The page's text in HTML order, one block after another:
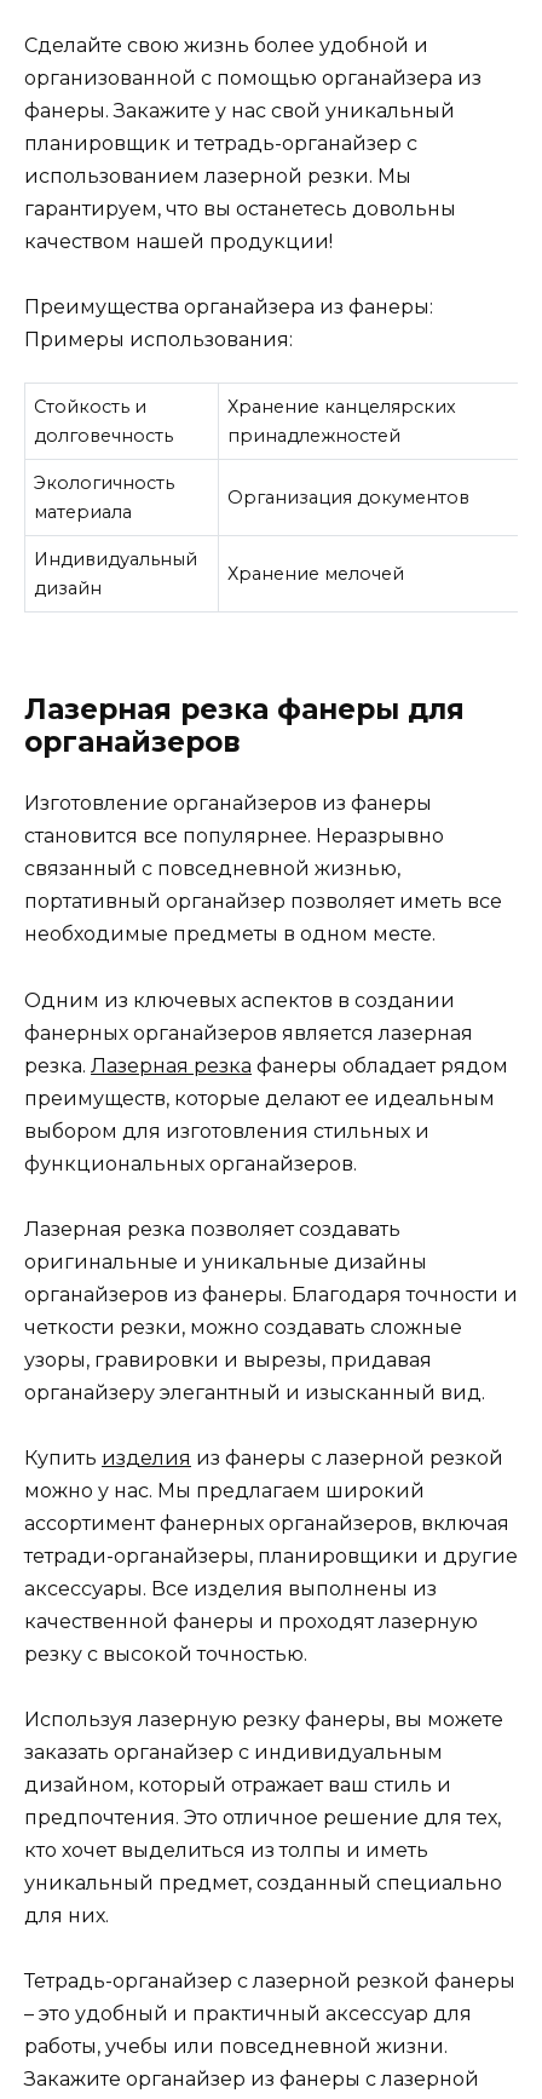
Сделайте свою жизнь более удобной и
организованной с помощью органайзера из
фанеры. Закажите у нас свой уникальный
планировщик и тетрадь-органайзер с
использованием лазерной резки. Мы
гарантируем, что вы останетесь довольны
качеством нашей продукции!
Преимущества органайзера из фанеры:
Примеры использования:
Стойкость и
долговечность
Хранение канцелярских
принадлежностей
Экологичность
материала
Организация документов
Индивидуальный
дизайн
Хранение мелочей
Лазерная резка фанеры для
органайзеров
Изготовление органайзеров из фанеры
становится все популярнее. Неразрывно
связанный с повседневной жизнью,
портативный органайзер позволяет иметь все
необходимые предметы в одном месте.
Одним из ключевых аспектов в создании
фанерных органайзеров является лазерная
резка. Лазерная резка фанеры обладает рядом
преимуществ, которые делают ее идеальным
выбором для изготовления стильных и
функциональных органайзеров.
Лазерная резка позволяет создавать
оригинальные и уникальные дизайны
органайзеров из фанеры. Благодаря точности и
четкости резки, можно создавать сложные
узоры, гравировки и вырезы, придавая
органайзеру элегантный и изысканный вид.
Купить изделия из фанеры с лазерной резкой
можно у нас. Мы предлагаем широкий
ассортимент фанерных органайзеров, включая
тетради-органайзеры, планировщики и другие
аксессуары. Все изделия выполнены из
качественной фанеры и проходят лазерную
резку с высокой точностью.
Используя лазерную резку фанеры, вы можете
заказать органайзер с индивидуальным
дизайном, который отражает ваш стиль и
предпочтения. Это отличное решение для тех,
кто хочет выделиться из толпы и иметь
уникальный предмет, созданный специально
для них.
Тетрадь-органайзер с лазерной резкой фанеры
– это удобный и практичный аксессуар для
работы, учебы или повседневной жизни.
Закажите органайзер из фанеры с лазерной